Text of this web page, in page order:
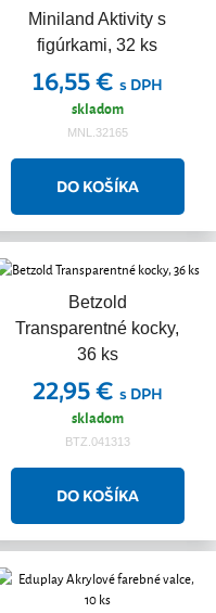
Miniland Aktivity s
figúrkami, 32 ks
16,55 € s DPH
skladom
MNL.32165
Betzold
Transparentné kocky,
36 ks
22,95 € s DPH
skladom
BTZ.041313